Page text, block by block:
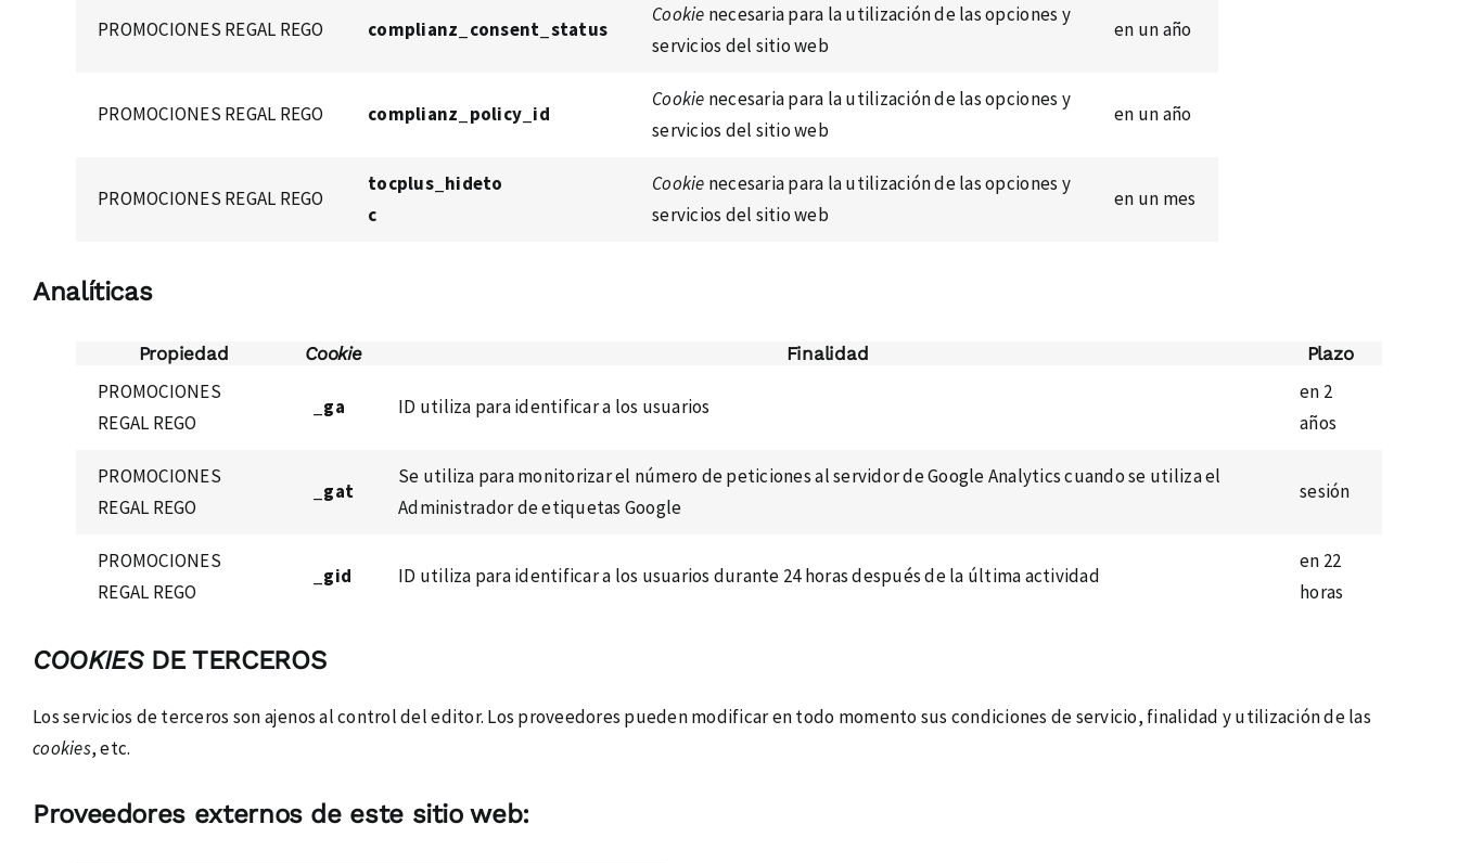
PROMOCIONES REGAL REGO complianz_consent_status
Cookie necesaria para la utilización de las opciones y
servicios del sitio web
en un año
PROMOCIONES REGAL REGO complianz_policy_id
Cookie necesaria para la utilización de las opciones y
servicios del sitio web
en un año
PROMOCIONES REGAL REGO
tocplus_hideto
c
Cookie necesaria para la utilización de las opciones y
servicios del sitio web
en un mes
Analíticas
Propiedad Cookie Finalidad Plazo
PROMOCIONES
REGAL REGO
_ga ID utiliza para identificar a los usuarios
en 2
años
PROMOCIONES
REGAL REGO
_gat
Se utiliza para monitorizar el número de peticiones al servidor de Google Analytics cuando se utiliza el
Administrador de etiquetas Google
sesión
PROMOCIONES
REGAL REGO
_gid ID utiliza para identificar a los usuarios durante 24 horas después de la última actividad
en 22
horas
COOKIES DE TERCEROS
Los servicios de terceros son ajenos al control del editor. Los proveedores pueden modificar en todo momento sus condiciones de servicio, finalidad y utilización de las
cookies, etc.
Proveedores externos de este sitio web: